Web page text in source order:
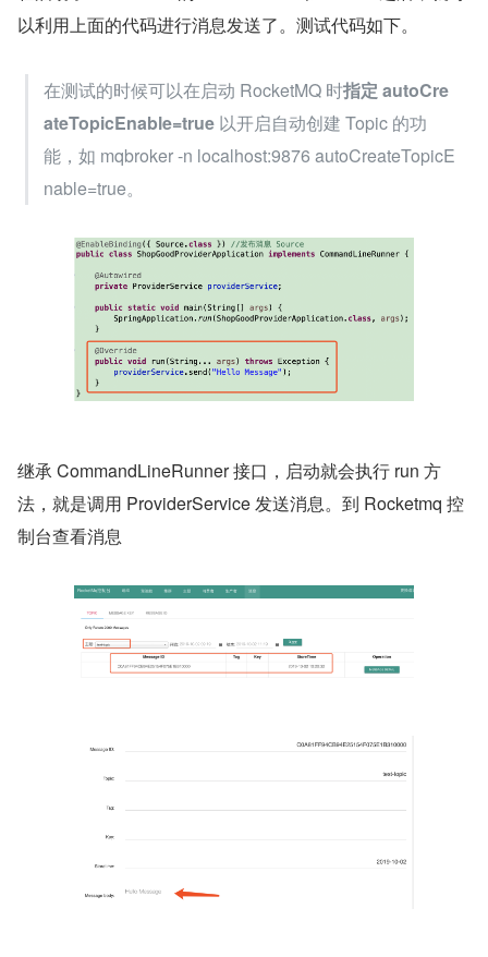
以利用上面的代码进行消息发送了。测试代码如下。
在测试的时候可以在启动 RocketMQ 时指定 autoCre
ateTopicEnable=true 以开启自动创建 Topic 的功
能，如 mqbroker -n localhost:9876 autoCreateTopicE
nable=true。
继承 CommandLineRunner 接口，启动就会执行 run 方
法，就是调用 ProviderService 发送消息。到 Rocketmq 控
制台查看消息